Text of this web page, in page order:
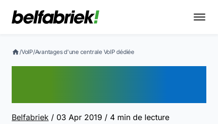
/VoIP/Avantages d'une centrale VoIP dédiée
Belfabriek / 03 Apr 2019 / 4 min de lecture